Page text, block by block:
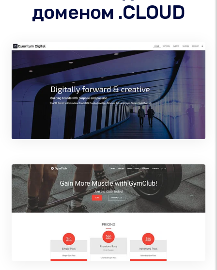
доменом .CLOUD